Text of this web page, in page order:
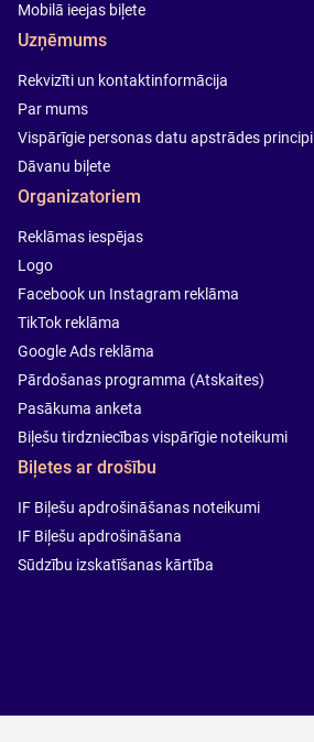
Mobilā ieejas biļete
Uzņēmums
Rekvizīti un kontaktinformācija
Par mums
Vispārīgie personas datu apstrādes principi
Dāvanu biļete
Organizatoriem
Reklāmas iespējas
Logo
Facebook un Instagram reklāma
TikTok reklāma
Google Ads reklāma
Pārdošanas programma (Atskaites)
Pasākuma anketa
Biļešu tirdzniecības vispārīgie noteikumi
Biļetes ar drošību
IF Biļešu apdrošināšanas noteikumi
IF Biļešu apdrošināšana
Sūdzību izskatīšanas kārtība